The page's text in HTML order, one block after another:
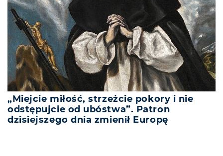
„Miejcie miłość, strzeżcie pokory i nie
odstępujcie od ubóstwa”. Patron
dzisiejszego dnia zmienił Europę